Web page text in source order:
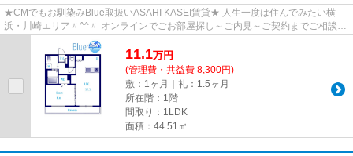
★CMでもお馴染みBlue取扱いASAHI KASEI賃貸★ 人生一度は住んでみたい横
浜・川崎エリア〃^^〃 オンラインでごお部屋探し～ご内見～ご契約までご相談可
能。 Blueでは初期費用クレジット...
11.1万円
(管理費・共益費 8,300円)
敷：1ヶ月｜礼：1.5ヶ月
所在階：1階
間取り：1LDK
面積：44.51㎡